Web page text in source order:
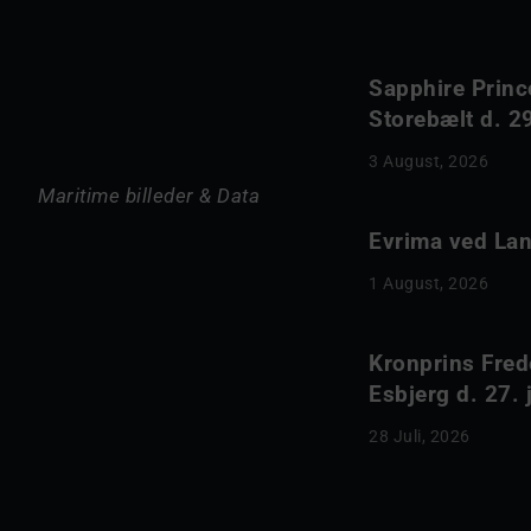
Maritime billeder & Data
Sapphire
Storebælt d.
3 August, 2026
Evrima ved
1 August, 2026
Kronprins
Esbjerg d. 27.
28 Juli, 2026